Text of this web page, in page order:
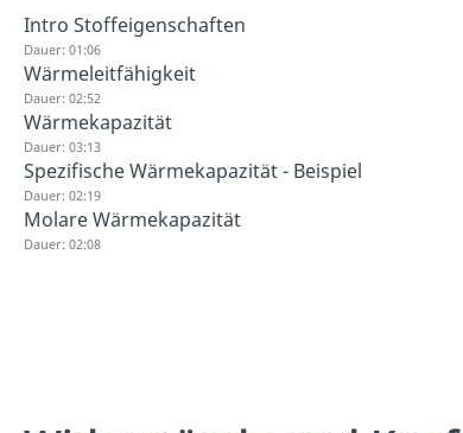
Intro Stoffeigenschaften
Dauer: 01:06
Wärmeleitfähigkeit
Dauer: 02:52
Wärmekapazität
Dauer: 03:13
Spezifische Wärmekapazität - Beispiel
Dauer: 02:19
Molare Wärmekapazität
Dauer: 02:08